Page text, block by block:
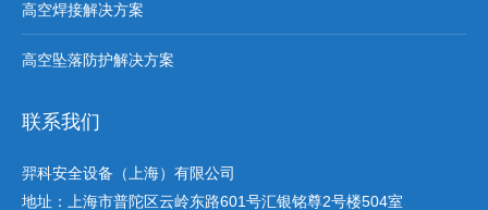
高空焊接解决方案
高空坠落防护解决方案
联系我们
羿科安全设备（上海）有限公司
地址：上海市普陀区云岭东路601号汇银铭尊2号楼504室